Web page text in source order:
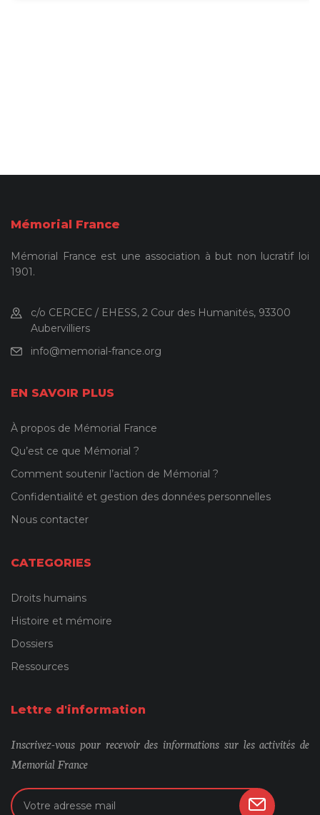
Mémorial France
Mémorial France est une association à but non lucratif loi
1901.
c/o CERCEC / EHESS, 2 Cour des Humanités, 93300
Aubervilliers
info@memorial-france.org
EN SAVOIR PLUS
À propos de Mémorial France
Qu’est ce que Mémorial ?
Comment soutenir l’action de Mémorial ?
Confidentialité et gestion des données personnelles
Nous contacter
CATEGORIES
Droits humains
Histoire et mémoire
Dossiers
Ressources
Lettre d'information
Inscrivez-vous pour recevoir des informations sur les activités de
Memorial France